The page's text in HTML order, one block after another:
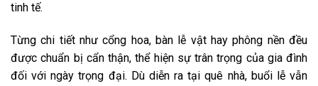
tinh tế.
Từng chi tiết như cổng hoa, bàn lễ vật hay phông nền đều
được chuẩn bị cẩn thận, thể hiện sự trân trọng của gia đình
đối với ngày trọng đại. Dù diễn ra tại quê nhà, buổi lễ vẫn